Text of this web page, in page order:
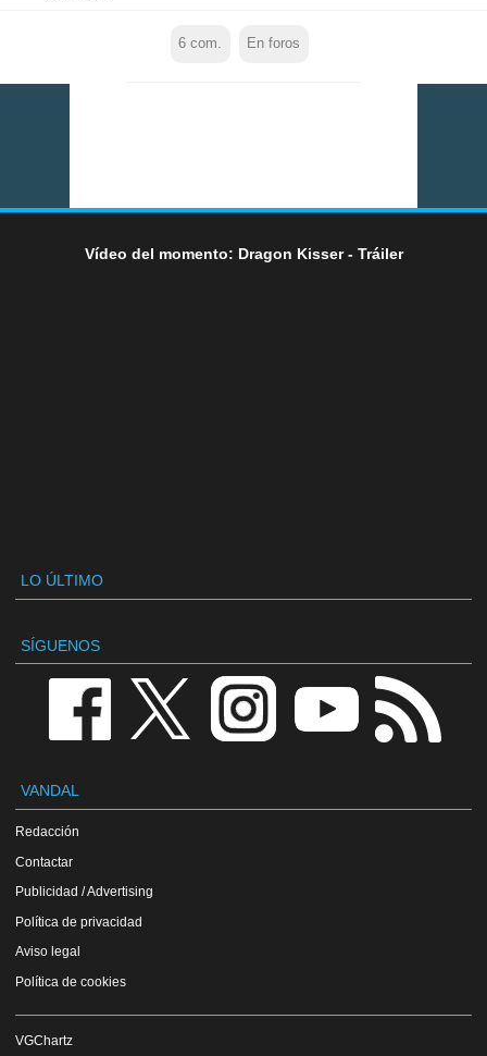
6 com. En foros
Vídeo del momento: Dragon Kisser - Tráiler
LO ÚLTIMO
SÍGUENOS
VANDAL
Redacción
Contactar
Publicidad / Advertising
Política de privacidad
Aviso legal
Política de cookies
VGChartz